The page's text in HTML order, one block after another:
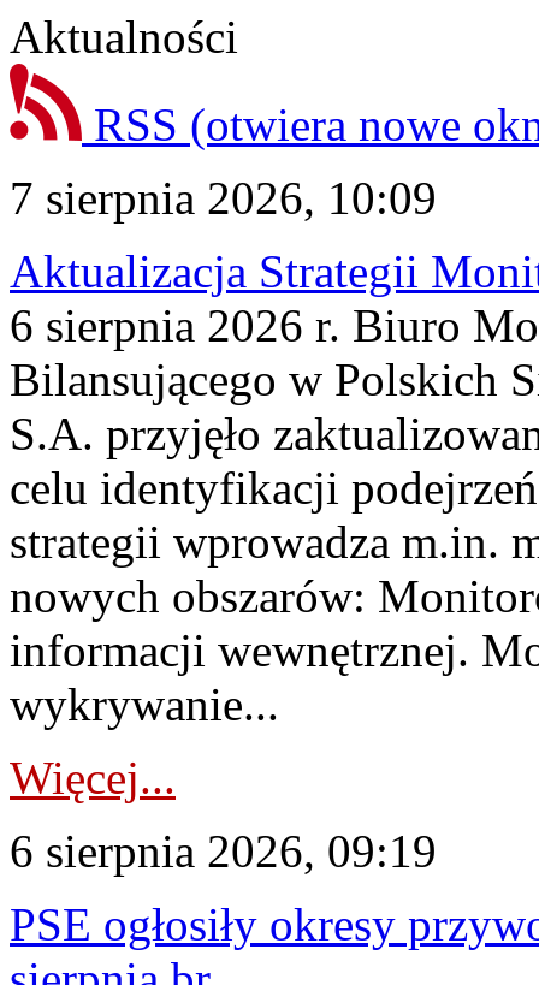
Aktualności
RSS (otwiera nowe
7 sierpnia 2026, 10:09
Aktualizacja Strategii
6 sierpnia 2026 r. Biuro
Bilansującego w Polskich
S.A. przyjęło
celu identyfikacji
strategii wprowadza m.in.
nowych obszarów:
informacji wewnętrznej.
wykrywanie...
Więcej...
6 sierpnia 2026, 09:19
PSE ogłosiły okresy